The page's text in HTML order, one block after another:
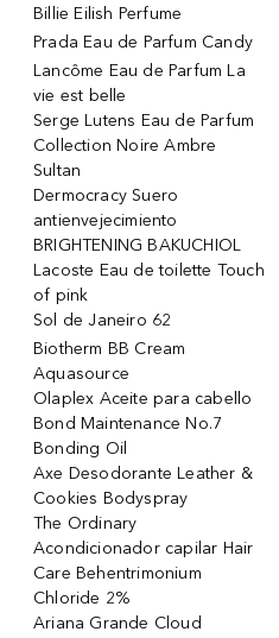
Billie Eilish Perfume
Prada Eau de Parfum Candy
Lancôme Eau de Parfum La
vie est belle
Serge Lutens Eau de Parfum
Collection Noire Ambre
Sultan
Dermocracy Suero
antienvejecimiento
BRIGHTENING BAKUCHIOL
Lacoste Eau de toilette Touch
of pink
Sol de Janeiro 62
Biotherm BB Cream
Aquasource
Olaplex Aceite para cabello
Bond Maintenance No.7
Bonding Oil
Axe Desodorante Leather &
Cookies Bodyspray
The Ordinary
Acondicionador capilar Hair
Care Behentrimonium
Chloride 2%
Ariana Grande Cloud